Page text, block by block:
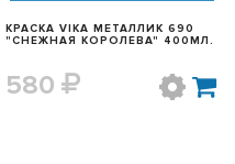
КРАСКА VIKA МЕТАЛЛИК 690
"СНЕЖНАЯ КОРОЛЕВА" 400МЛ.
580